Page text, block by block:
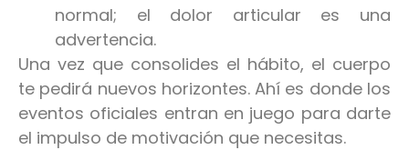
normal; el dolor articular es una
advertencia.
Una vez que consolides el hábito, el cuerpo
te pedirá nuevos horizontes. Ahí es donde los
eventos oficiales entran en juego para darte
el impulso de motivación que necesitas.